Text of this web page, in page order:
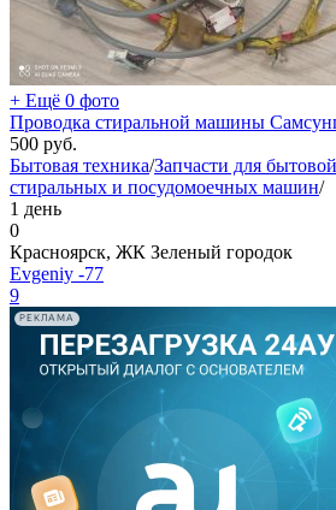
+ Ещё 0 фото
Проводка стиральной машины
500 руб.
Бытовая техника/Запчасти для
стиральных и посудомоечных машин/
1 день
0
Красноярск, ЖК Зеленый городок
Evgeniy -77
9
РЕКЛАМА